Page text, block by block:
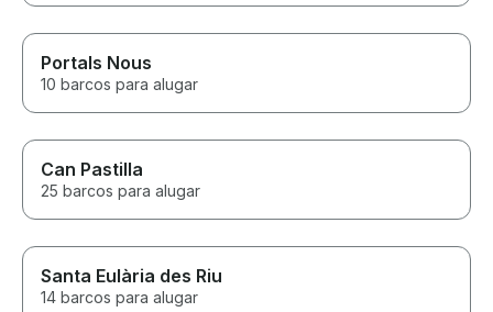
Portals Nous
10 barcos para alugar
Can Pastilla
25 barcos para alugar
Santa Eulària des Riu
14 barcos para alugar